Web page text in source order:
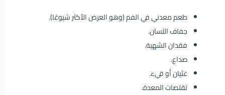
طعم معدني في الفم (وهو العرض الأكثر شيوعًا).
جفاف اللسان.
فقدان الشهية.
صداع.
غثيان أو قيء.
تقلصات المعدة.